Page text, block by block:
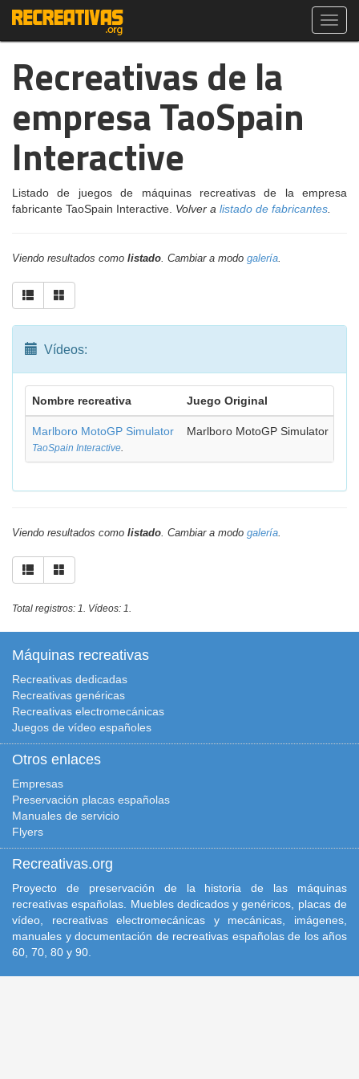
Recreativas de la
empresa TaoSpain
Interactive
Listado de juegos de máquinas recreativas de la empresa
fabricante TaoSpain Interactive. Volver a listado de fabricantes
Viendo resultados como listado. Cambiar a modo galería.
Vídeos:
Nombre recreativa Juego Original
Marlboro MotoGP Simulator
TaoSpain Interactive.
Marlboro MotoGP Simulator
Viendo resultados como listado. Cambiar a modo galería.
Total registros: 1. Vídeos: 1.
Máquinas recreativas
Recreativas dedicadas
Recreativas genéricas
Recreativas electromecánicas
Juegos de vídeo españoles
Otros enlaces
Empresas
Preservación placas españolas
Manuales de servicio
Flyers
Recreativas.org
Proyecto de preservación de la historia de las máquinas
recreativas españolas. Muebles dedicados y genéricos, placas de
vídeo, recreativas electromecánicas y mecánicas, imágenes,
manuales y documentación de recreativas españolas de los años
60, 70, 80 y 90.